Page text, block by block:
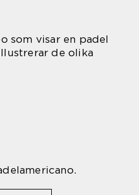
som visar en padel
de olika